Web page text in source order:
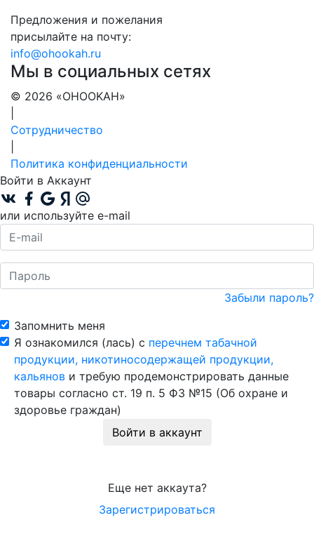
Предложения и пожелания
присылайте на почту:
info@ohookah.ru
Мы в социальных сетях
© 2026 «OHOOKAH»
Сотрудничество
Политика конфиденциальности
Войти в Аккаунт
или используйте e-mail
Забыли пароль?
Запомнить меня
Я ознакомился (лась) с перечнем табачной
продукции, никотиносодержащей продукции,
кальянов и требую продемонстрировать данные
товары согласно ст. 19 п. 5 ФЗ №15 (Об охране и
здоровье граждан)
Войти в аккаунт
Еще нет аккаута?
Зарегистрироваться